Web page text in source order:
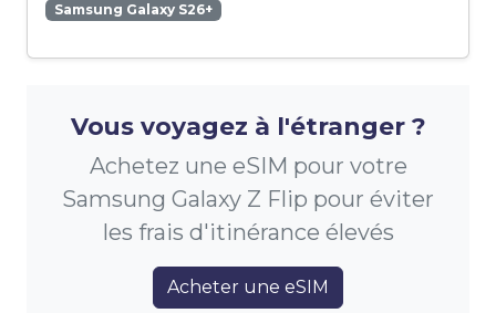
Samsung Galaxy S26+
Vous voyagez à l'étranger ?
Achetez une eSIM pour votre
Samsung Galaxy Z Flip pour éviter
les frais d'itinérance élevés
Acheter une eSIM